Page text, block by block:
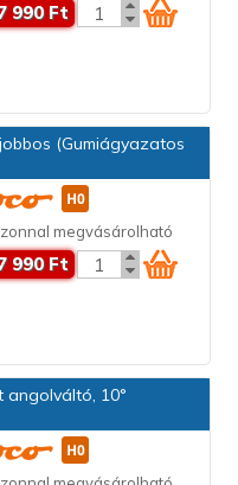
990 Ft
(Gumiágyazatos
megvásárolható
990 Ft
angolváltó, 10°